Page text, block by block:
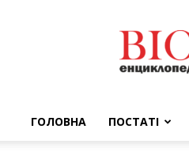
ГОЛОВНА ПОСТАТІ